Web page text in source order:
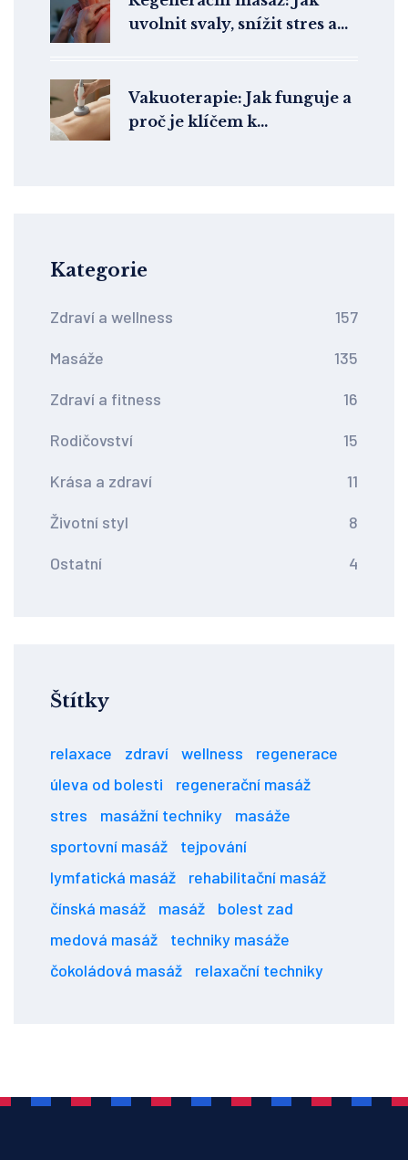
uvolnit svaly, snížit stres a
Vakuoterapie: Jak funguje a
proč je klíčem k
Kategorie
Zdraví a wellness 157
Masáže 135
Zdraví a fitness 16
Rodičovství 15
Krása a zdraví 11
Životní styl 8
Ostatní 4
Štítky
relaxace zdraví wellness
regenerace
úleva od bolesti
regenerační masáž
stres
masážní techniky
masáže
sportovní masáž
tejpování
lymfatická masáž
rehabilitační masáž
čínská masáž
masáž
bolest zad
medová masáž
techniky masáže
čokoládová masáž
relaxační techniky